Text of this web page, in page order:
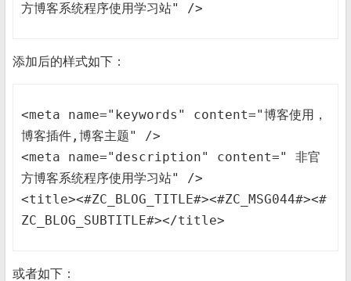
方博客系统程序使用学习站" />
添加后的样式如下：
<meta name="keywords" content="博客使用，
博客插件,博客主题" />
<meta name="description" content=" 非官
方博客系统程序使用学习站" />
<title><#ZC_BLOG_TITLE#><#ZC_MSG044#><#
ZC_BLOG_SUBTITLE#></title>
或者如下：